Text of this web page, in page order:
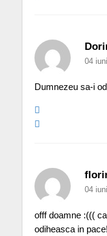
04
Dumnezeu sa-i
04
offf doamne :(((
odiheasca in